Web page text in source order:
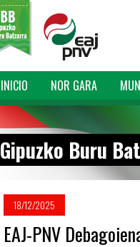
INICIO NOR GARA
Gipuzko Buru
18/12/2025
EAJ-PNV